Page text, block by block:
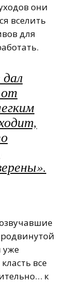
они
вселить
для
уже
все
к